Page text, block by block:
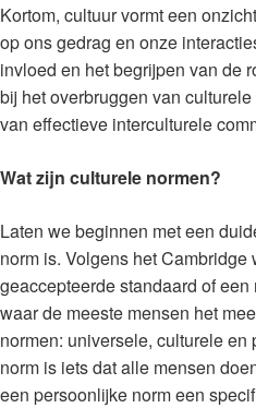
Kortom, cultuur vormt een
op ons gedrag en onze
invloed en het begrijpen van de
bij het overbruggen van
van effectieve interculturele
Wat zijn culturele normen?
Laten we beginnen met een
norm is. Volgens het
geaccepteerde standaard of
waar de meeste mensen het
normen: universele, culturele
norm is iets dat alle mensen
een persoonlijke norm een